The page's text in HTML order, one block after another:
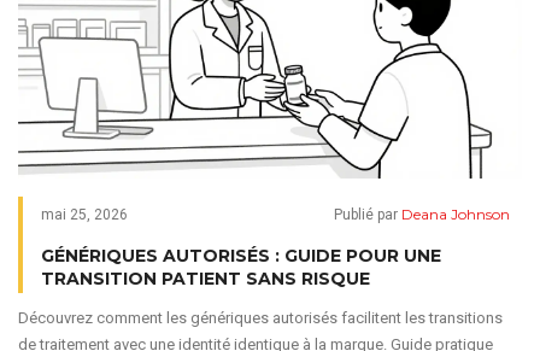
mai 25, 2026 Publié par Deana Johnson
GÉNÉRIQUES AUTORISÉS : GUIDE POUR UNE
TRANSITION PATIENT SANS RISQUE
Découvrez comment les génériques autorisés facilitent les transitions
de traitement avec une identité identique à la marque. Guide pratique